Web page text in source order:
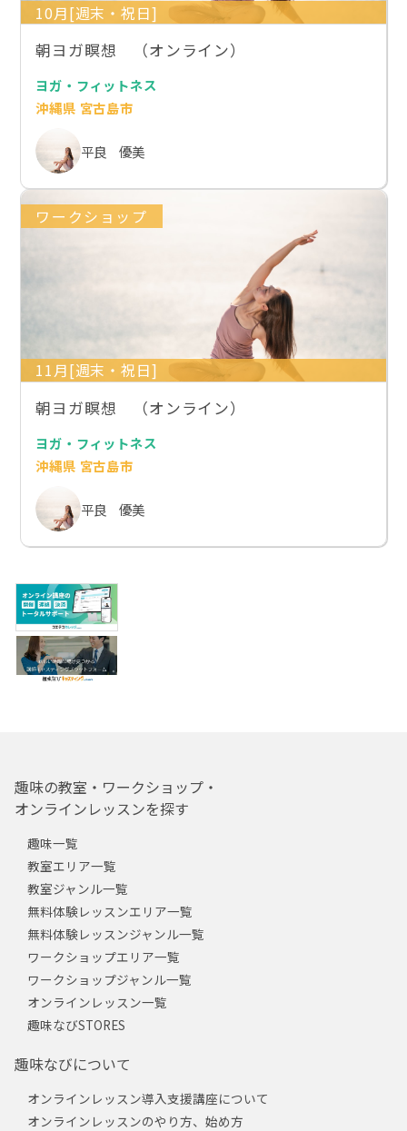
10月[週末・祝日]
朝ヨガ瞑想 （オンライン）
ヨガ・フィットネス
沖縄県 宮古島市
平良 優美
ワークショップ
11月[週末・祝日]
朝ヨガ瞑想 （オンライン）
ヨガ・フィットネス
沖縄県 宮古島市
平良 優美
趣味の教室・ワークショップ・
オンラインレッスンを探す
趣味一覧
教室エリア一覧
教室ジャンル一覧
無料体験レッスンエリア一覧
無料体験レッスンジャンル一覧
ワークショップエリア一覧
ワークショップジャンル一覧
オンラインレッスン一覧
趣味なびSTORES
趣味なびについて
オンラインレッスン導入支援講座について
オンラインレッスンのやり方、始め方